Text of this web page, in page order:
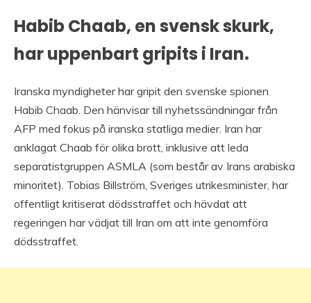
Habib Chaab, en svensk skurk,
har uppenbart gripits i Iran.
Iranska myndigheter har gripit den svenske spionen
Habib Chaab. Den hänvisar till nyhetssändningar från
AFP med fokus på iranska statliga medier. Iran har
anklagat Chaab för olika brott, inklusive att leda
separatistgruppen ASMLA (som består av Irans arabiska
minoritet). Tobias Billström, Sveriges utrikesminister, har
offentligt kritiserat dödsstraffet och hävdat att
regeringen har vädjat till Iran om att inte genomföra
dödsstraffet.